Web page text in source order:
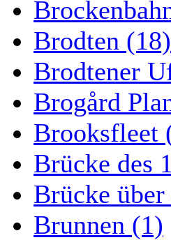
Brodten (18)
Brodtener
Brogård
Brooksfleet
Brücke des
Brücke
Brunnen (1)